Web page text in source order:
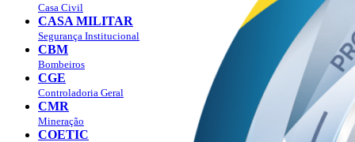
Casa Civil
CASA MILITAR
Segurança Institucional
CBM
Bombeiros
CGE
Controladoria Geral
CMR
Mineração
COETIC